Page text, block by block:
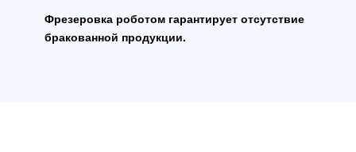
Фрезеровка роботом гарантирует отсутствие
бракованной продукции.